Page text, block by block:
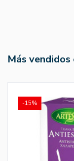
Más vendidos
-15%